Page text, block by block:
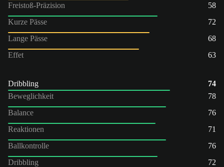
Freistoß-Präzision
58
Kurze Pässe
72
Lange Pässe
68
Effet
63
Dribbling
74
Beweglichkeit
78
Balance
76
Reaktionen
71
Ballkontrolle
76
Dribbling
72